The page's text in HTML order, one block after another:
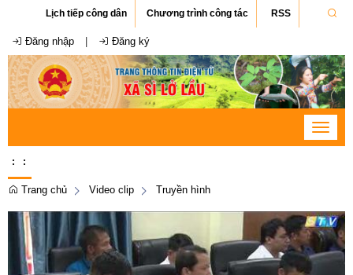
Lịch tiếp công dân Chương trình công tác RSS
Đăng nhập Đăng ký
Toggle
: :
Trang chủ Video clip Truyền hình